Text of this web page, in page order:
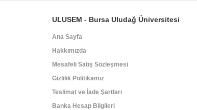
ULUSEM - Bursa Uludağ Üniversitesi
Ana Sayfa
Hakkımızda
Mesafeli Satış Sözleşmesi
Gizlilik Politikamız
Teslimat ve İade Şartları
Banka Hesap Bilgileri